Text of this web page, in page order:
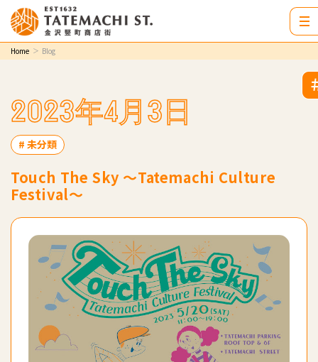
Home Blog
2023年4月3日
# 未分類
Touch The Sky 〜Tatemachi Culture
Festival〜